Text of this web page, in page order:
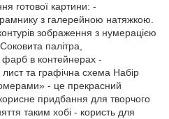
готової картини: -
з галерейною натяжкою.
зображення з нумерацією
палітра,
в контейнерах -
та графічна схема Набір
- це прекрасний
придбання для творчого
таким хобі - користь для